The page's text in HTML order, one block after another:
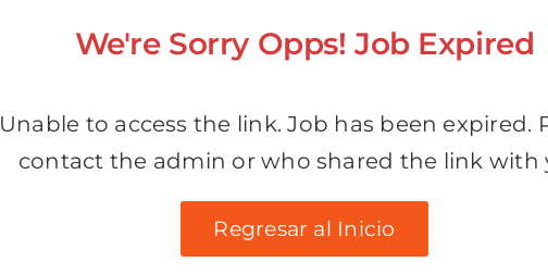
We're Sorry Opps! Job Expired
Unable to access the link. Job has been expired.
contact the admin or who shared the link with
Regresar al Inicio